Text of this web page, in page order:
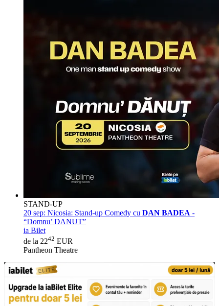
STAND-UP
20 sep: Nicosia: Stand-up Comedy cu DAN BADEA -
“Domnu’ DANUT”
ia Bilet
de la 2242 EUR
Pantheon Theatre